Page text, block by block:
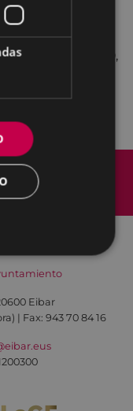
teatro COLISEO,
horas y en
en la taquilla
legal
Contacto
Eibar
| Fax: 943 70 84 16